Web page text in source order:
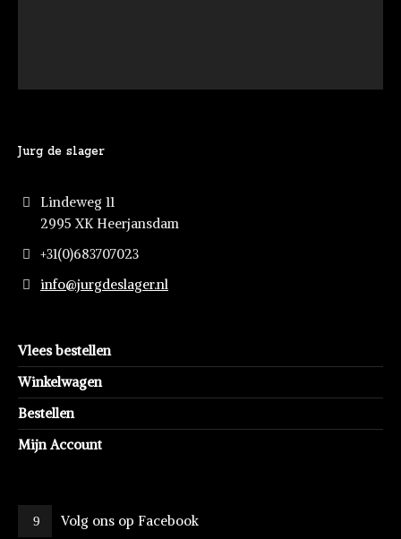
Jurg de slager
Lindeweg 11
2995 XK Heerjansdam
+31(0)683707023
info@jurgdeslager.nl
Vlees bestellen
Winkelwagen
Bestellen
Mijn Account
Volg ons op Facebook